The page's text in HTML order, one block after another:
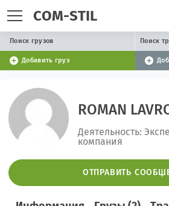
COM-STIL
Поиск грузов Поиск
Добавить груз
ROMAN
Деятельность:
компания
ОТПРАВИТЬ